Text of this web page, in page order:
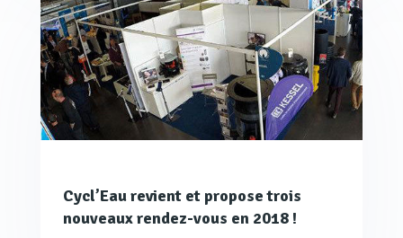
Cycl’Eau revient et propose trois
nouveaux rendez-vous en 2018 !